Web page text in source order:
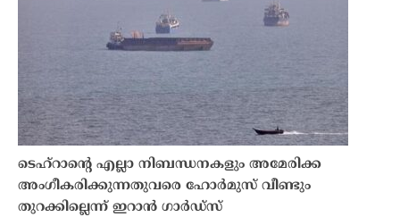
ടെഹ്‌റാൻ്റെ എല്ലാ നിബന്ധനകളും അമേരിക്ക
അംഗീകരിക്കുന്നതുവരെ ഹോർമുസ് വീണ്ടും
തുറക്കില്ലെന്ന് ഇറാൻ ഗാർഡ്സ്